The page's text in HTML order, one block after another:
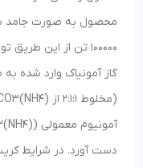
100000 تن از این طریق تولید شد.
گاز آمونیاک وارد شده